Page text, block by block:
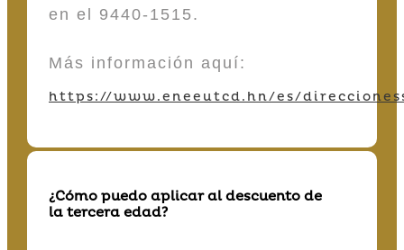
en el 9440-1515.
Más información aquí:
https://www.eneeutcd.hn/es/
¿Cómo puedo aplicar al descuento de
la tercera edad?